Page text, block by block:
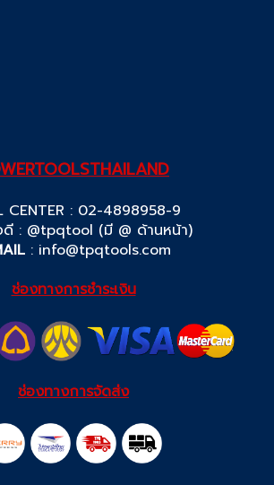
CENTER : 02-4898958-9
ดี : @tpqtool (มี @ ด้านหน้า)
: info@tpqtools.com
ช่องทางการชำระเงิน
ช่องทางการจัดส่ง